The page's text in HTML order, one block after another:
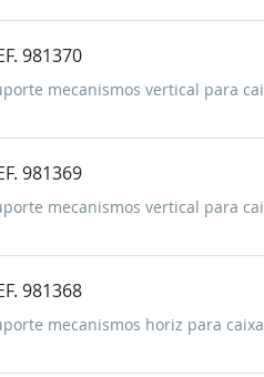
981370
mecanismos vertical para
981369
mecanismos vertical para
981368
mecanismos horiz para